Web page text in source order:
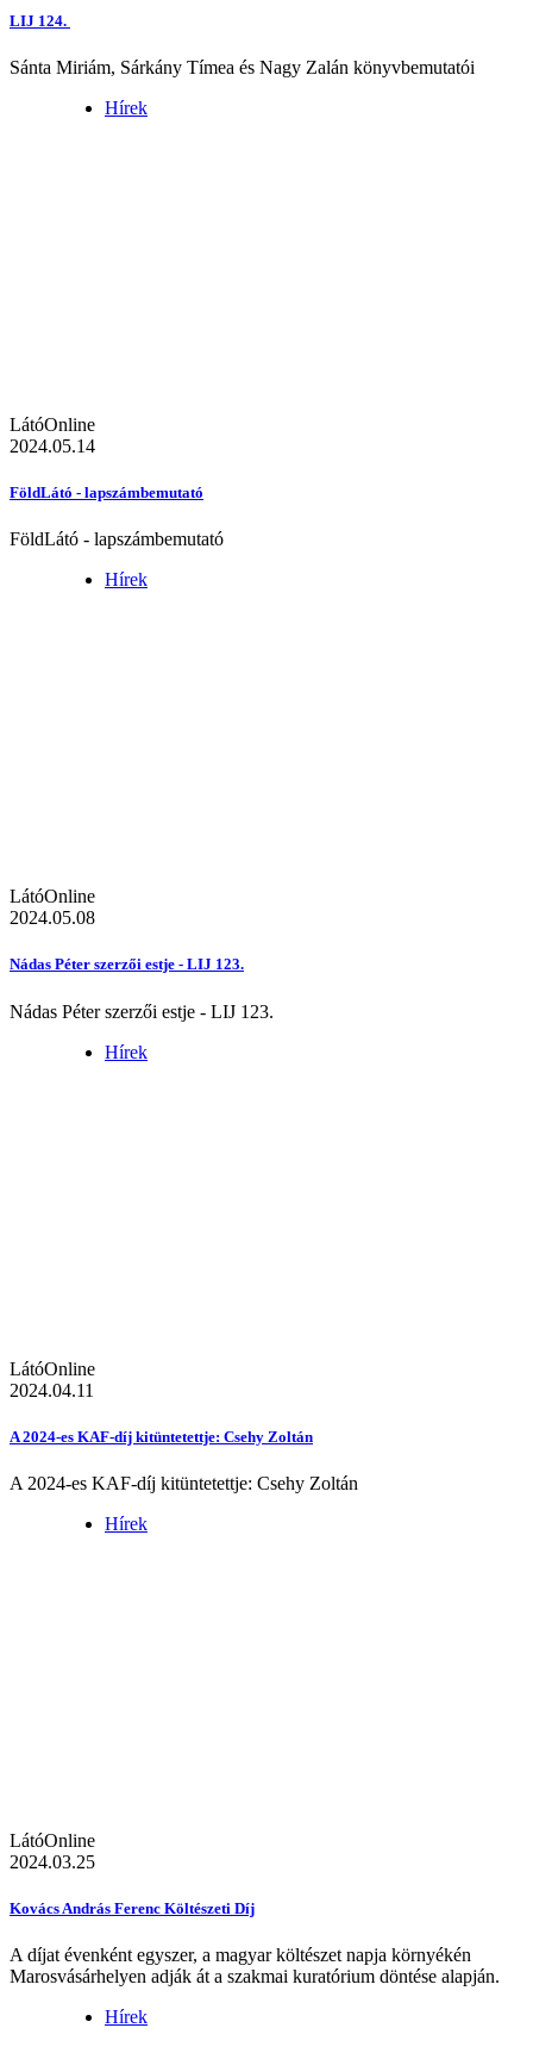
LIJ 124.
Sánta Miriám, Sárkány Tímea és Nagy Zalán könyvbemutatói
Hírek
LátóOnline
2024.05.14
FöldLátó - lapszámbemutató
FöldLátó - lapszámbemutató
Hírek
LátóOnline
2024.05.08
Nádas Péter szerzői estje - LIJ 123.
Nádas Péter szerzői estje - LIJ 123.
Hírek
LátóOnline
2024.04.11
A 2024-es KAF-díj kitüntetettje: Csehy Zoltán
A 2024-es KAF-díj kitüntetettje: Csehy Zoltán
Hírek
LátóOnline
2024.03.25
Kovács András Ferenc Költészeti Díj
A díjat évenként egyszer, a magyar költészet napja környékén
Marosvásárhelyen adják át a szakmai kuratórium döntése alapján.
Hírek